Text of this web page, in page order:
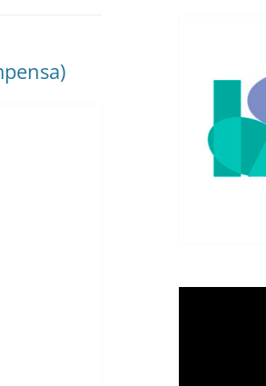
NUEVOS EMPRENDEDORES EN TU
GESTIÓN DEL CONOCIMIENTO EN